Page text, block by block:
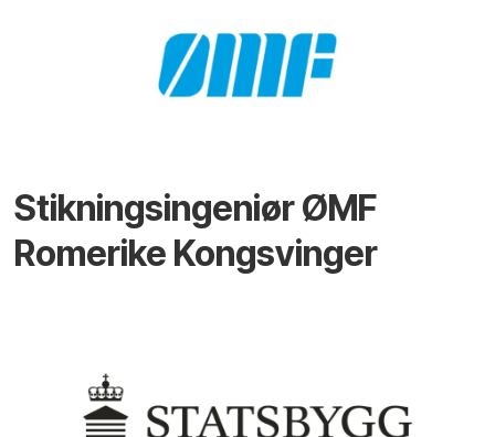
Stikningsingeniør ØMF
Romerike Kongsvinger